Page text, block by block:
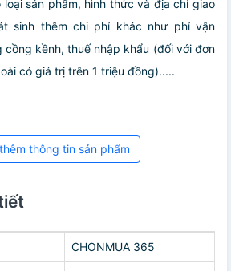
loại sản phẩm, hình thức và địa chỉ giao
sinh thêm chi phí khác như phí vận
cồng kềnh, thuế nhập khẩu (đối với đơn
có giá trị trên 1 triệu đồng).....
thông tin sản phẩm
CHONMUA 365